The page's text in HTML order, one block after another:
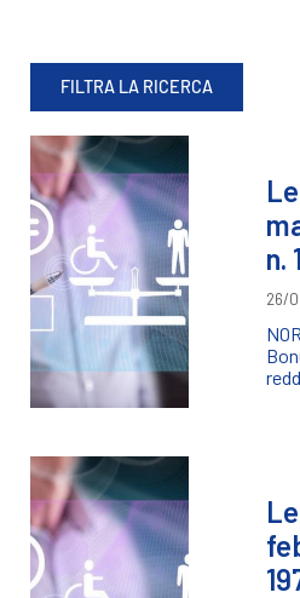
FILTRA LA RICERCA
n.
26/